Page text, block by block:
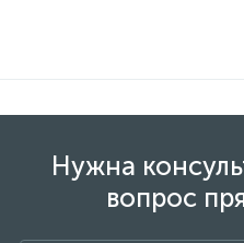
Нужна
вопрос